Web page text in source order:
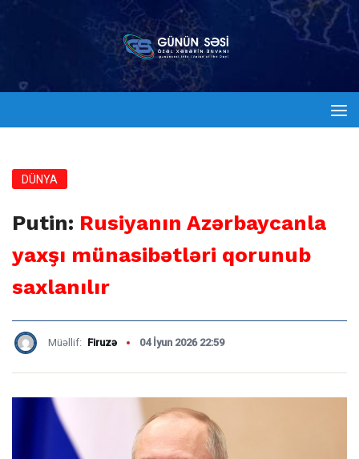
DÜNYA
Putin: Rusiyanın Azərbaycanla
yaxşı münasibətləri qorunub
saxlanılır
Müəllif: Firuzə 04 İyun 2026 22:59